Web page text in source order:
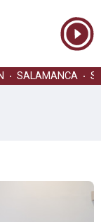
SALAMANCA